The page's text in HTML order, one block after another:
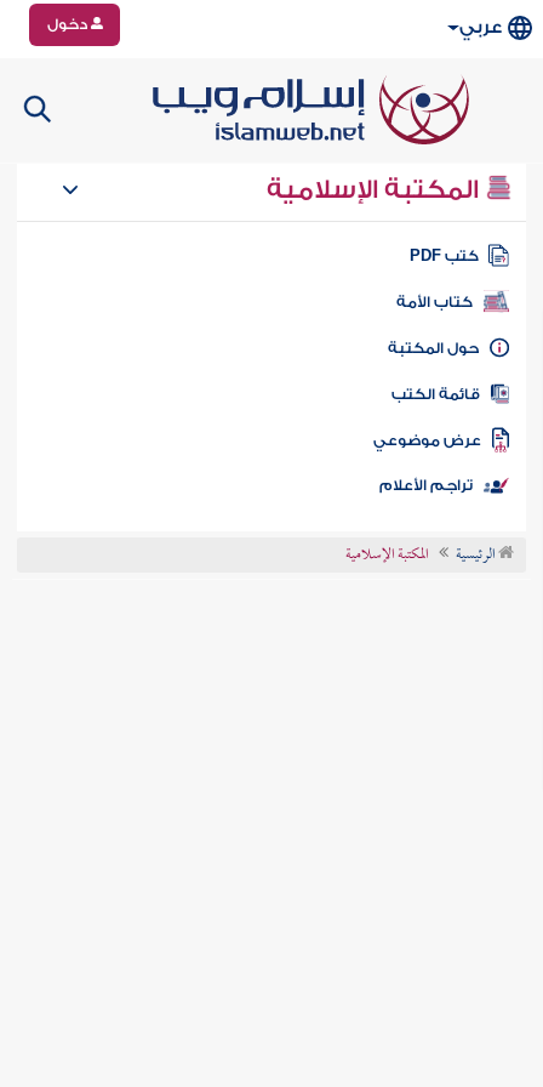
عربي دخول
المكتبة الإسلامية
كتب PDF
كتاب الأمة
المكتبة
الكتب
موضوعي
تراجم الأعلام
الرئيسية المكتبة الإسلامية